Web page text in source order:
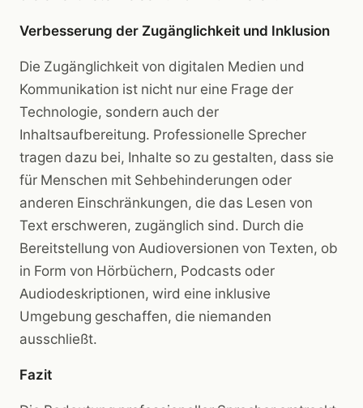
Verbesserung der Zugänglichkeit und Inklusion
Die Zugänglichkeit von digitalen Medien und
Kommunikation ist nicht nur eine Frage der
Technologie, sondern auch der
Inhaltsaufbereitung. Professionelle Sprecher
tragen dazu bei, Inhalte so zu gestalten, dass sie
für Menschen mit Sehbehinderungen oder
anderen Einschränkungen, die das Lesen von
Text erschweren, zugänglich sind. Durch die
Bereitstellung von Audioversionen von Texten, ob
in Form von Hörbüchern, Podcasts oder
Audiodeskriptionen, wird eine inklusive
Umgebung geschaffen, die niemanden
ausschließt.
Fazit